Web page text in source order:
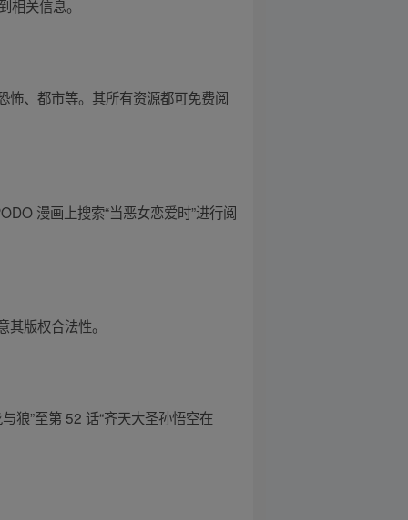
关信息。
怖、都市等。其所有资源都可免费阅
漫画上搜索“当恶女恋爱时”进行阅
版权合法性。
狼”至第 52 话“齐天大圣孙悟空在